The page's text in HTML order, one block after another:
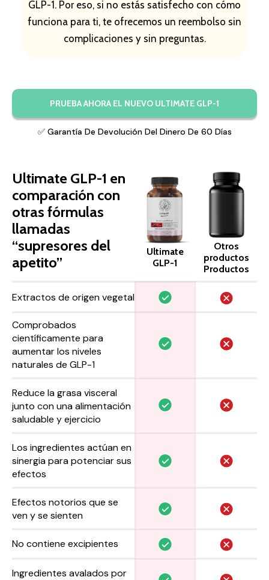
GLP-1. Por eso, si no estás satisfecho con cómo
funciona para ti, te ofrecemos un reembolso sin
complicaciones y sin preguntas.
PRUEBA AHORA EL NUEVO ULTIMATE GLP-1
✅ Garantía De Devolución Del Dinero De 60 Días
Ultimate GLP-1 en
comparación con
otras fórmulas
llamadas
“supresores del
apetito”
Ultimate
GLP-1
Otros
productos
Productos
Extractos de origen vegetal
Comprobados
científicamente para
aumentar los niveles
naturales de GLP-1
Reduce la grasa visceral
junto con una alimentación
saludable y ejercicio
Los ingredientes actúan en
sinergia para potenciar sus
efectos
Efectos notorios que se
ven y se sienten
No contiene excipientes
Ingredientes avalados por